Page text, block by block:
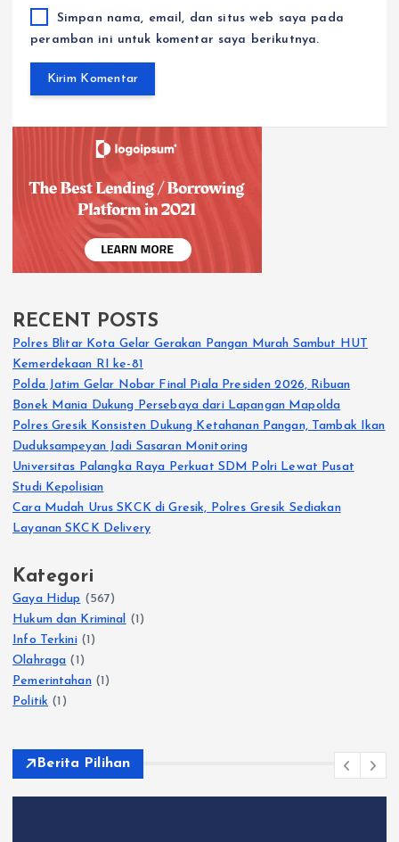
Simpan nama, email, dan situs web saya pada
peramban ini untuk komentar saya berikutnya.
RECENT POSTS
Polres Blitar Kota Gelar Gerakan Pangan Murah Sambut HUT
Kemerdekaan RI ke-81
Polda Jatim Gelar Nobar Final Piala Presiden 2026, Ribuan
Bonek Mania Dukung Persebaya dari Lapangan Mapolda
Polres Gresik Konsisten Dukung Ketahanan Pangan, Tambak Ikan
Duduksampeyan Jadi Sasaran Monitoring
Universitas Palangka Raya Perkuat SDM Polri Lewat Pusat
Studi Kepolisian
Cara Mudah Urus SKCK di Gresik, Polres Gresik Sediakan
Layanan SKCK Delivery
Kategori
Gaya Hidup (567)
Hukum dan Kriminal (1)
Info Terkini(1)
Olahraga (1)
Pemerintahan(1)
Politik (1)
Berita Pilihan